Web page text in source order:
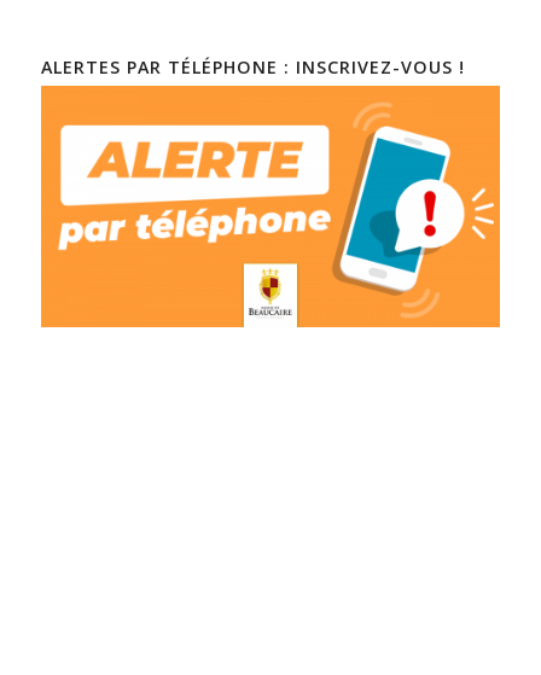
ALERTES PAR TÉLÉPHONE : INSCRIVEZ-VOUS !